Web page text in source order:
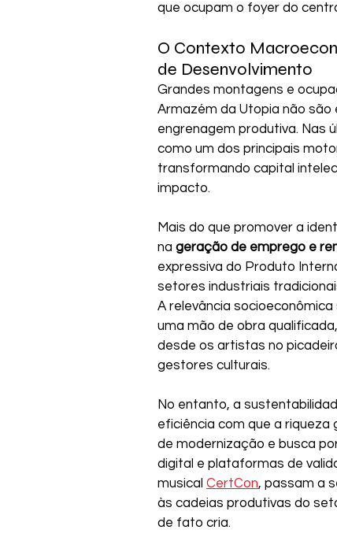
que ocupam o foyer do
O Contexto
de Desenvolvimento
Grandes montagens e
Armazém da Utopia não são
engrenagem produtiva. Nas
como um dos principais
transformando capital
impacto.
Mais do que promover a
na geração de emprego e
expressiva do Produto
setores industriais
A relevância
uma mão de obra
desde os artistas no
gestores culturais.
No entanto, a
eficiência com que a
de modernização e busca
digital e plataformas de
musical CertCon, passam a
às cadeias produtivas do
de fato cria.